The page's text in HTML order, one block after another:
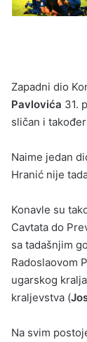
Zapadni dio
Pavlovića 31.
sličan i
Naime jedan
Hranić nije
Konavle su
Cavtata do
sa tadašnjim
Radoslaovom
ugarskog
kraljevstva (
Na svim